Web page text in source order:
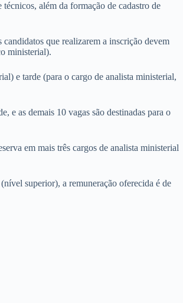
além da formação de cadastro de
que realizarem a inscrição devem
ministerial).
e tarde (para o cargo de analista ministerial,
e as demais 10 vagas são destinadas para o
em mais três cargos de analista ministerial
superior), a remuneração oferecida é de